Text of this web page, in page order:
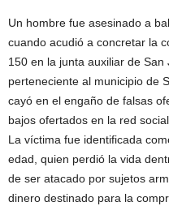
Un hombre fue asesinado a
cuando acudió a concretar la
150 en la junta auxiliar de
perteneciente al municipio de
cayó en el engaño de falsas
bajos ofertados en la red
La víctima fue identificada
edad, quien perdió la vida
de ser atacado por sujetos
dinero destinado para la